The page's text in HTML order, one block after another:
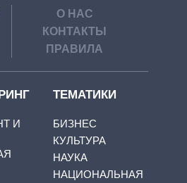
О НАС
КОНТАКТЫ
ПРАВИЛА
И
ТЕМАТИКИ
БИЗНЕС
КУЛЬТУРА
НАУКА
НАЦИОНАЛЬНАЯ